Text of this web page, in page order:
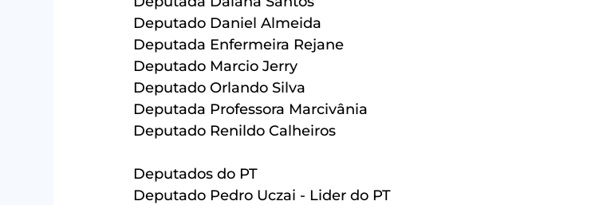
Deputado Daniel Almeida
Deputada Enfermeira Rejane
Deputado Marcio Jerry
Deputado Orlando Silva
Deputada Professora Marcivânia
Deputado Renildo Calheiros
Deputados do PT
Deputado Pedro Uczai - Lider do PT